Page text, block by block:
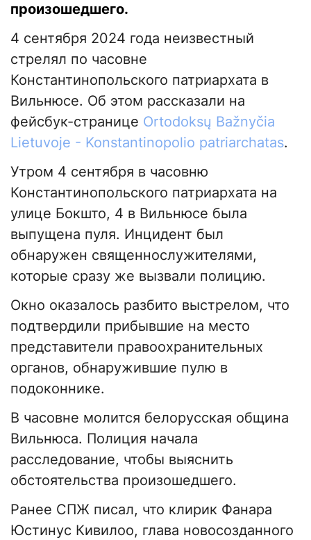
произошедшего.
4 сентября 2024 года неизвестный
стрелял по часовне
Константинопольского патриархата в
Вильнюсе. Об этом рассказали на
фейсбук-странице Ortodoksų Bažnyčia
Lietuvoje - Konstantinopolio patriarchatas.
Утром 4 сентября в часовню
Константинопольского патриархата на
улице Бокшто, 4 в Вильнюсе была
выпущена пуля. Инцидент был
обнаружен священнослужителями,
которые сразу же вызвали полицию.
Окно оказалось разбито выстрелом, что
подтвердили прибывшие на место
представители правоохранительных
органов, обнаружившие пулю в
подоконнике.
В часовне молится белорусская община
Вильнюса. Полиция начала
расследование, чтобы выяснить
обстоятельства произошедшего.
Ранее СПЖ писал, что клирик Фанара
Юстинус Кивилоо, глава новосозданного